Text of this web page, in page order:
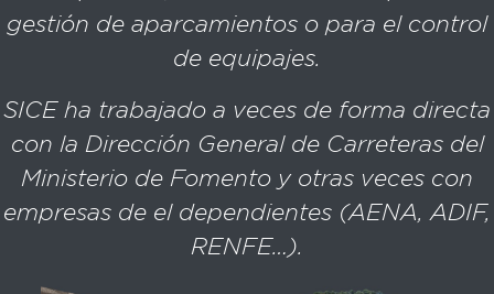
gestión de aparcamientos o para el control
de equipajes.
SICE ha trabajado a veces de forma directa
con la Dirección General de Carreteras del
Ministerio de Fomento y otras veces con
empresas de el dependientes (AENA, ADIF,
RENFE…).